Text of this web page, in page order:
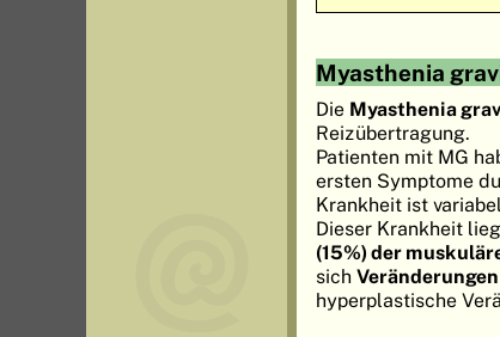
Myasthenia
Die Myasthenia
Reizübertragung.
Patienten mit MG
ersten Symptome
Krankheit ist
Dieser Krankheit
(15%) der
sich
hyperplastische